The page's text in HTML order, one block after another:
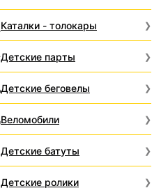
Каталки - толокары
Детские парты
Детские беговелы
Веломобили
Детские батуты
Детские ролики